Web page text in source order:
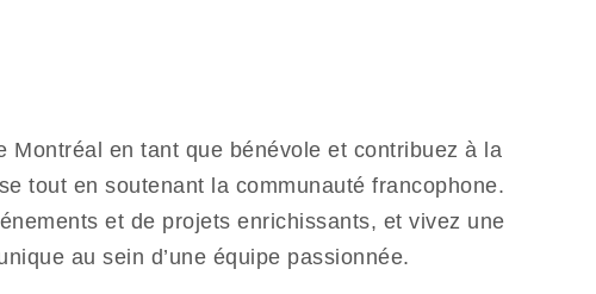
Montréal en tant que bénévole et contribuez à la
tout en soutenant la communauté francophone.
et de projets enrichissants, et vivez une
au sein d’une équipe passionnée.